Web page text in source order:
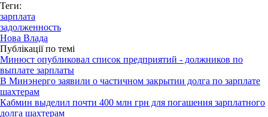
Теги:
зарплата
задолженность
Нова Влада
Публікації по темі
Минюст опубликовал список предприятий - должников по
выплате зарплаты
В Минэнерго заявили о частичном закрытии долга по зарплате
шахтерам
Кабмин выделил почти 400 млн грн для погашения зарплатного
долга шахтерам